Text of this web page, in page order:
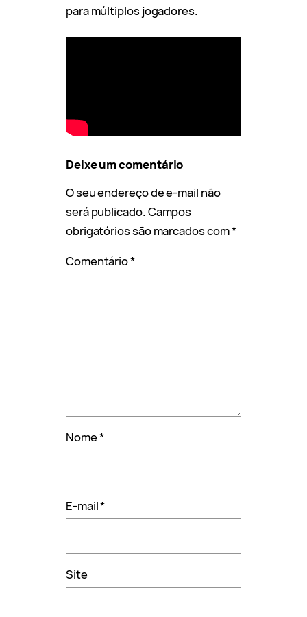
para múltiplos jogadores.
Deixe um comentário
O seu endereço de e-mail não
será publicado. Campos
obrigatórios são marcados com*
Comentário*
Nome*
E-mail*
Site